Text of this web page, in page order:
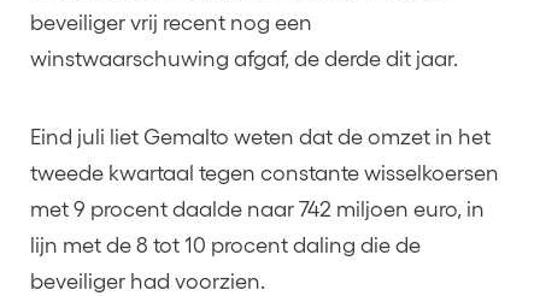
beveiliger vrij recent nog een
winstwaarschuwing afgaf, de derde dit jaar.
Eind juli liet Gemalto weten dat de omzet in het
tweede kwartaal tegen constante wisselkoersen
met 9 procent daalde naar 742 miljoen euro, in
lijn met de 8 tot 10 procent daling die de
beveiliger had voorzien.